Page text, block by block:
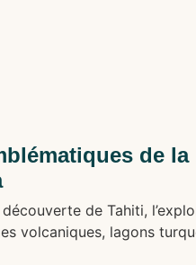
de
de Tahiti,
volcaniques, lagons